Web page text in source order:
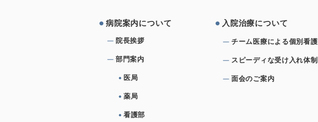
病院案内について
院⻑挨拶
部⾨案内
医局
⼊院治療について
チーム医療による個別看護
スピーディな受け⼊れ体制
⾯会のご案内
薬局
看護部